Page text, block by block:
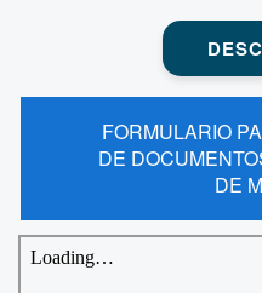
FORMULARIO
DE
DE